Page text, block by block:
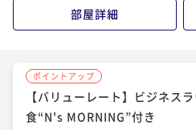
部屋詳細
ポイントアップ
【バリューレート】ビジネス
食“N's MORNING”付き